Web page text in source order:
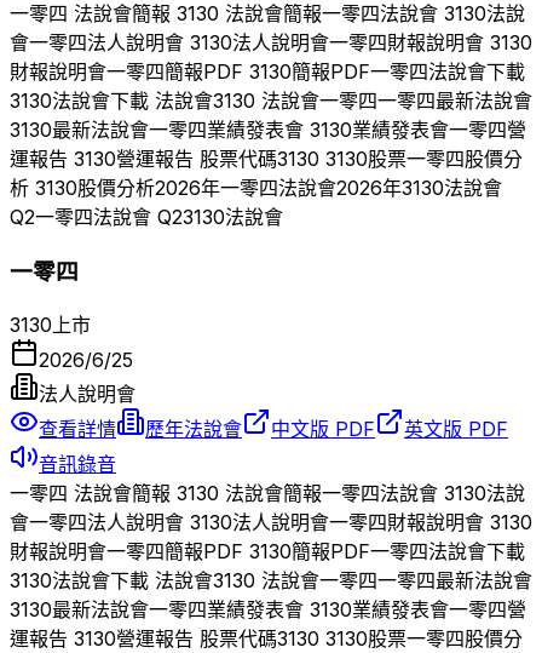
一零四 法說會簡報 3130 法說會簡報一零四法說會 3130法說
會一零四法人說明會 3130法人說明會一零四財報說明會 3130
財報說明會一零四簡報PDF 3130簡報PDF一零四法說會下載
3130法說會下載 法說會3130 法說會一零四一零四最新法說會
3130最新法說會一零四業績發表會 3130業績發表會一零四營
運報告 3130營運報告 股票代碼3130 3130股票一零四股價分
析 3130股價分析2026年一零四法說會2026年3130法說會
Q2一零四法說會 Q23130法說會
一零四
3130 上市
2026/6/25
法人說明會
查看詳情
歷年法說會 中文版 PDF
英文版 PDF
音訊錄音
一零四 法說會簡報 3130 法說會簡報一零四法說會 3130法說
會一零四法人說明會 3130法人說明會一零四財報說明會 3130
財報說明會一零四簡報PDF 3130簡報PDF一零四法說會下載
3130法說會下載 法說會3130 法說會一零四一零四最新法說會
3130最新法說會一零四業績發表會 3130業績發表會一零四營
運報告 3130營運報告 股票代碼3130 3130股票一零四股價分